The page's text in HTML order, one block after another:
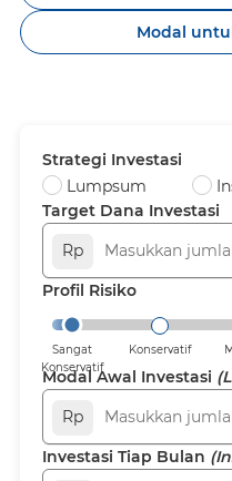
Modal
Strategi Investasi
Lumpsum
Target Dana Investasi
Rp
Profil Risiko
Sangat
Konservatif
Konservatif
Modal Awal Investasi
Rp
Investasi Tiap Bulan